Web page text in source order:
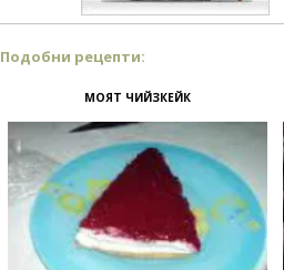
Подобни рецепти:
МОЯТ ЧИЙЗКЕЙК